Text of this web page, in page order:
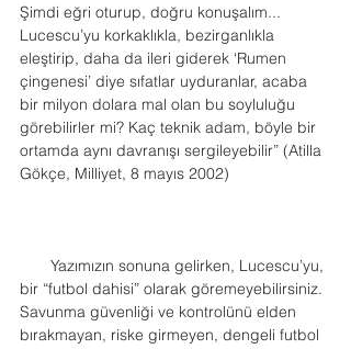
Şimdi eğri oturup, doğru konuşalım...
Lucescu’yu korkaklıkla, bezirganlıkla
eleştirip, daha da ileri giderek ‘Rumen
çingenesi’ diye sıfatlar uyduranlar, acaba
bir milyon dolara mal olan bu soyluluğu
görebilirler mi? Kaç teknik adam, böyle bir
ortamda aynı davranışı sergileyebilir” (Atilla
Gökçe, Milliyet, 8 mayıs 2002)
Yazımızın sonuna gelirken, Lucescu’yu,
bir “futbol dahisi” olarak göremeyebilirsiniz.
Savunma güvenliği ve kontrolünü elden
bırakmayan, riske girmeyen, dengeli futbol